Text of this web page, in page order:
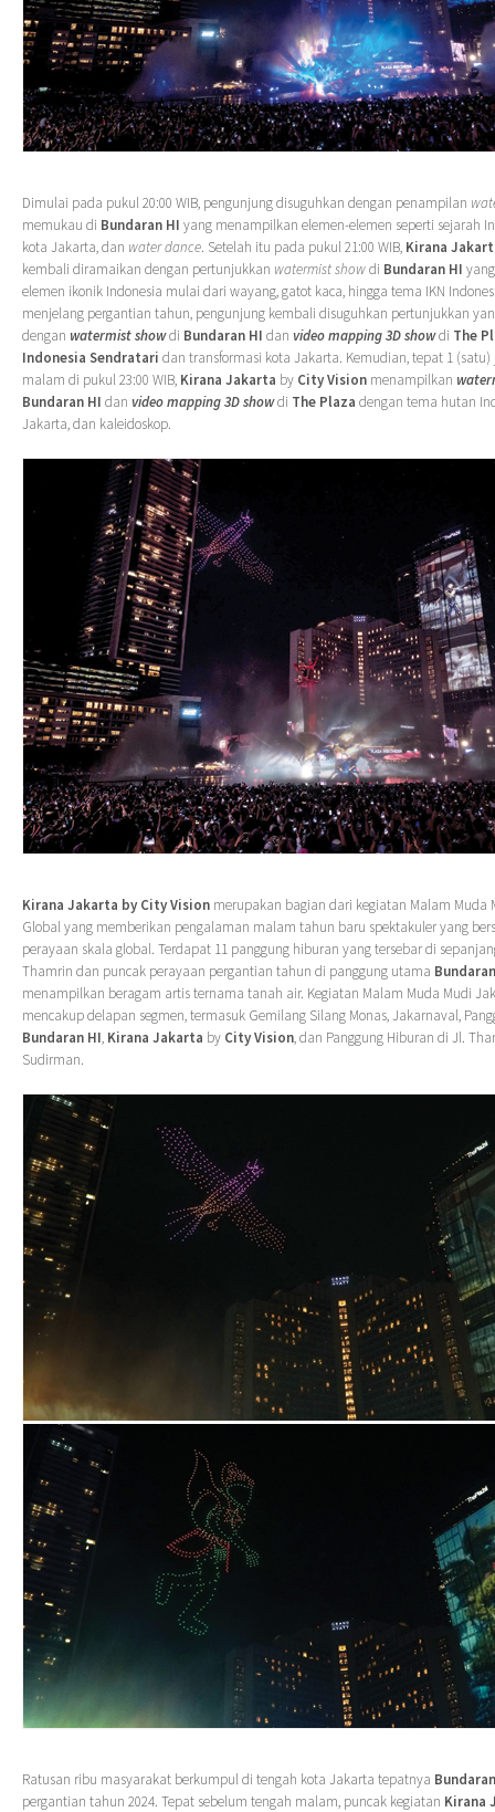
Dimulai pada pukul 20:00 WIB, pengunjung disuguhkan dengan penampilan
memukau di Bundaran HI yang menampilkan elemen-elemen seperti sejarah
kota Jakarta, dan water dance. Setelah itu pada pukul 21:00 WIB, Kirana
kembali diramaikan dengan pertunjukkan watermist showdi Bundaran HI
elemen ikonik Indonesia mulai dari wayang, gatot kaca, hingga tema IKN
menjelang pergantian tahun, pengunjung kembali disuguhkan pertunjukkan
dengan watermist showdi Bundaran HI dan video mapping 3D showdi The
Indonesia Sendratari dan transformasi kota Jakarta. Kemudian, tepat 1
malam di pukul 23:00 WIB, Kirana Jakarta by City Vision menampilkan
Bundaran HI dan video mapping 3D showdi The Plaza dengan tema hutan
Jakarta, dan kaleidoskop.
Kirana Jakarta by City Vision merupakan bagian dari kegiatan Malam Muda
Global yang memberikan pengalaman malam tahun baru spektakuler yang
perayaan skala global. Terdapat 11 panggung hiburan yang tersebar di
Thamrin dan puncak perayaan pergantian tahun di panggung utama
menampilkan beragam artis ternama tanah air. Kegiatan Malam Muda Mudi
mencakup delapan segmen, termasuk Gemilang Silang Monas, Jakarnaval,
Bundaran HI, Kirana Jakarta by City Vision, dan Panggung Hiburan di Jl.
Sudirman.
Ratusan ribu masyarakat berkumpul di tengah kota Jakarta tepatnya
pergantian tahun 2024. Tepat sebelum tengah malam, puncak kegiatan Kirana